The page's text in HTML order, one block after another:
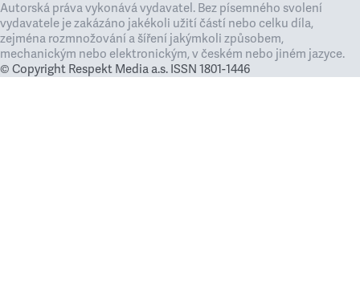
Autorská práva vykonává vydavatel. Bez písemného svolení
vydavatele je zakázáno jakékoli užití částí nebo celku díla,
zejména rozmnožování a šíření jakýmkoli způsobem,
mechanickým nebo elektronickým, v českém nebo jiném jazyce.
© Copyright Respekt Media a.s. ISSN 1801-1446